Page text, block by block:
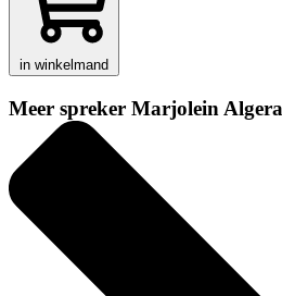
in winkelmand
Meer spreker Marjolein Algera